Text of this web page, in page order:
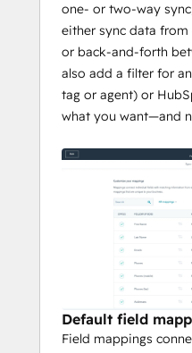
one- or two-way
either sync data
or back-and-forth
also add a filter for
tag or agent) or
what you want—and
Default field
Field mappings